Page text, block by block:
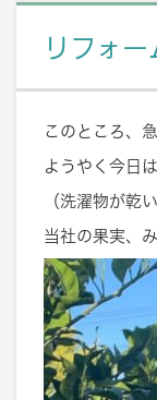
リフォ
このところ、
ようやく今日
（洗濯物が乾
当社の果実、